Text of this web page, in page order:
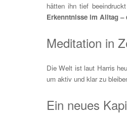
hätten ihn tief
Erkenntnisse im Alltag –
Meditation in
Die Welt ist laut Harris
um aktiv und klar zu
Ein neues